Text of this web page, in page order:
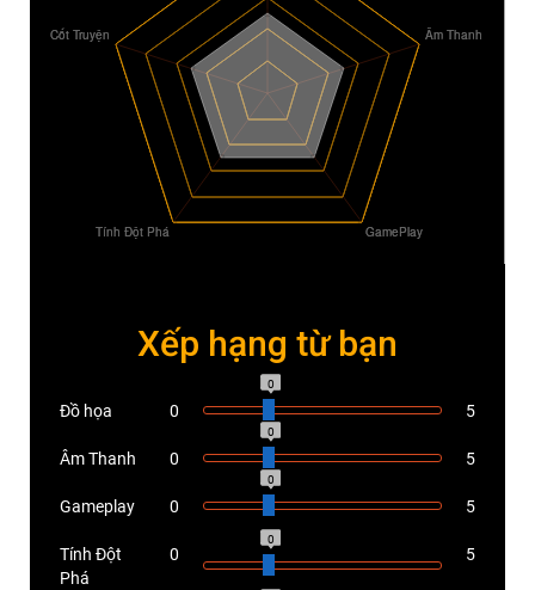
Xếp hạng từ bạn
Đồ họa 0
0
5
Âm Thanh 0
0
5
Gameplay 0
0
5
Tính Đột
Phá
0
0
5